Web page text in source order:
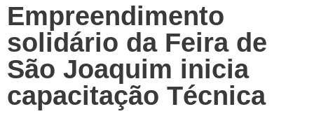
Empreendimento
solidário da Feira de
São Joaquim inicia
capacitação Técnica